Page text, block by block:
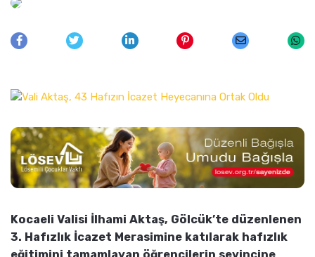
Kocaeli Valisi İlhami Aktaş, Gölcük’te düzenlenen
3. Hafızlık İcazet Merasimine katılarak hafızlık